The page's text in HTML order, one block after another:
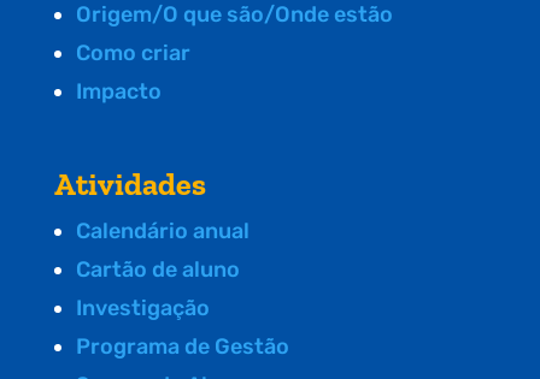
Origem/O que são/Onde estão
Como criar
Impacto
Atividades
Calendário anual
Cartão de aluno
Investigação
Programa de Gestão